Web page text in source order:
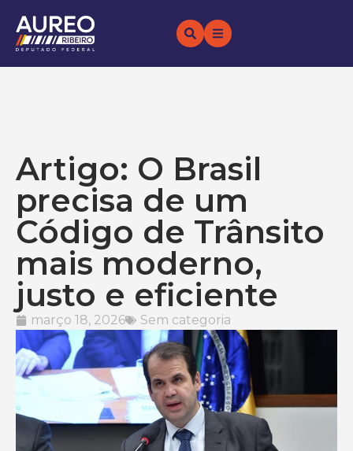
Artigo: O Brasil
precisa de um
Código de Trânsito
mais moderno,
justo e eficiente
março 18, 2026 Sem categoria